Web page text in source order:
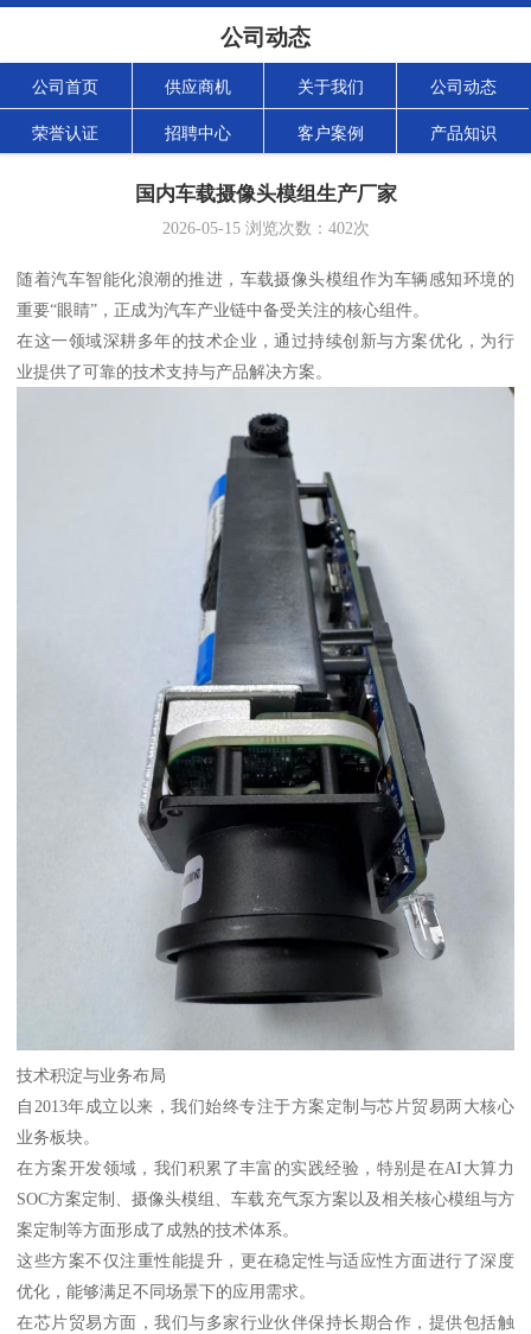
公司动态
公司首页 供应商机 关于我们 公司动态
荣誉认证 招聘中心 客户案例 产品知识
国内车载摄像头模组生产厂家
2026-05-15浏览次数： 402次
随着汽车智能化浪潮的推进，车载摄像头模组作为车辆感知环境的
重要“眼睛”，正成为汽车产业链中备受关注的核心组件。
在这一领域深耕多年的技术企业，通过持续创新与方案优化，为行
业提供了可靠的技术支持与产品解决方案。
技术积淀与业务布局
自2013年成立以来，我们始终专注于方案定制与芯片贸易两大核心
业务板块。
在方案开发领域，我们积累了丰富的实践经验，特别是在AI大算力
SOC方案定制、摄像头模组、车载充气泵方案以及相关核心模组与方
案定制等方面形成了成熟的技术体系。
这些方案不仅注重性能提升，更在稳定性与适应性方面进行了深度
优化，能够满足不同场景下的应用需求。
在芯片贸易方面，我们与多家行业伙伴保持长期合作，提供包括触